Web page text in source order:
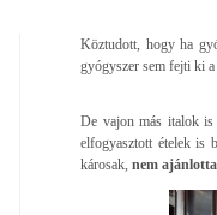
Köztudott, hogy ha
gyógyszer sem fejti ki
De vajon más italok is
elfogyasztott ételek is
károsak, nem